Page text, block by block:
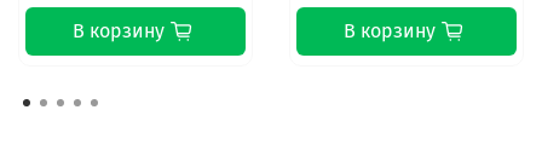
В корзину В корзину